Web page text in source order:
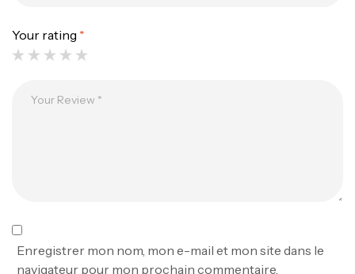
Your rating *
Enregistrer mon nom, mon e-mail et mon site dans le
navigateur pour mon prochain commentaire.
Expanded
د.ت367,000